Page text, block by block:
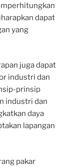
dapat
yang
juga dapat
industri dan
prinsip
industri dan
daya
lapangan
pakar